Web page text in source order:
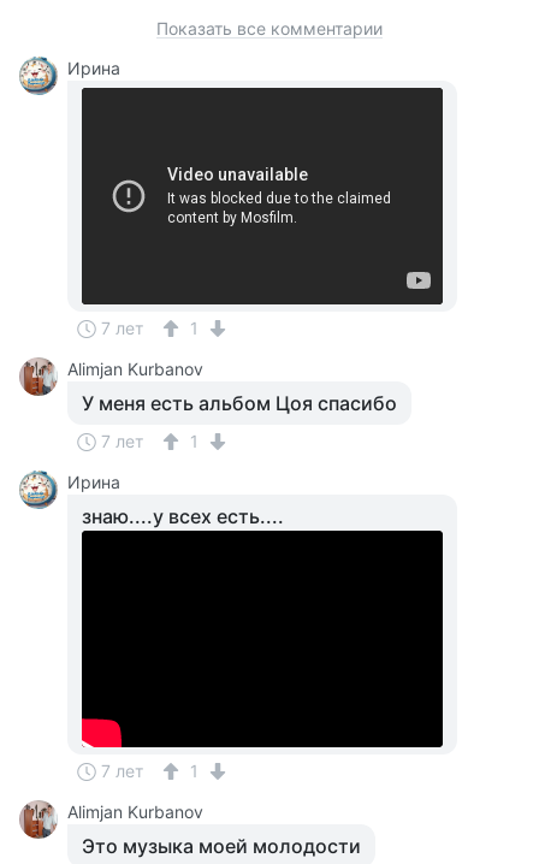
Показать все комментарии
Ирина
7 лет
1
Alimjan Kurbanov
У меня есть альбом Цоя спасибо
7 лет
1
Ирина
знаю....у всех есть....
7 лет
1
Alimjan Kurbanov
Это музыка моей молодости